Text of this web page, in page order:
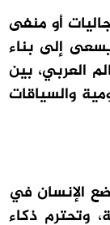
أو منفى
إلى بناء
العربي، بين
والسياقات
الإنسان في
وتحترم ذكاء